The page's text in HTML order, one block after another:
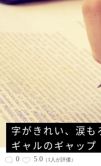
字がきれい、涙
ギャルのギャップ
0 5.0 （1人が評価）